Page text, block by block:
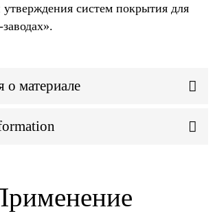
систем покрытия для
материале